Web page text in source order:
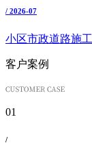
/ 2026-07
小区市政道路施
客户案例
01
/